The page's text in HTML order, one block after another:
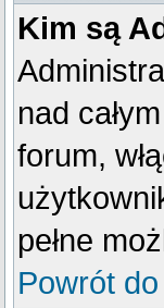
Kim są
nad
forum,
pełne
Powrót